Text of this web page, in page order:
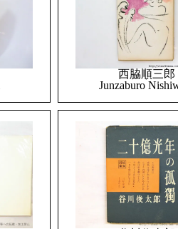
西脇順三郎
Junzaburo